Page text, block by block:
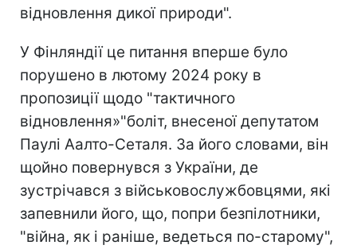
відновлення дикої природи".
У Фінляндії це питання вперше було
порушено в лютому 2024 року в
пропозиції щодо "тактичного
відновлення»"боліт, внесеної депутатом
Паулі Аалто-Сеталя. За його словами, він
щойно повернувся з України, де
зустрічався з військовослужбовцями, які
запевнили його, що, попри безпілотники,
"війна, як і раніше, ведеться по-старому",